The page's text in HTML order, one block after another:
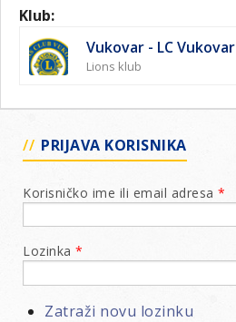
Aktivnosti
Klub:
Vukovar - LC Vukovar
Lions klub
PRIJAVA KORISNIKA
Korisničko ime ili email adresa *
Lozinka *
Zatraži novu lozinku